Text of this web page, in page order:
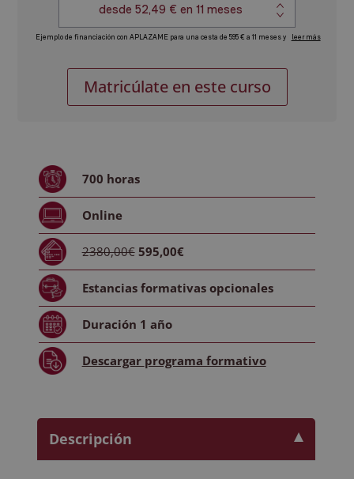
en
Empresas,
en
de
Deportivas
Matricúlate en este curso
700 horas
Online
2380,00€ 595,00€
Estancias formativasopcionales
Duración 1 año
Descargar programa formativo
Descripción